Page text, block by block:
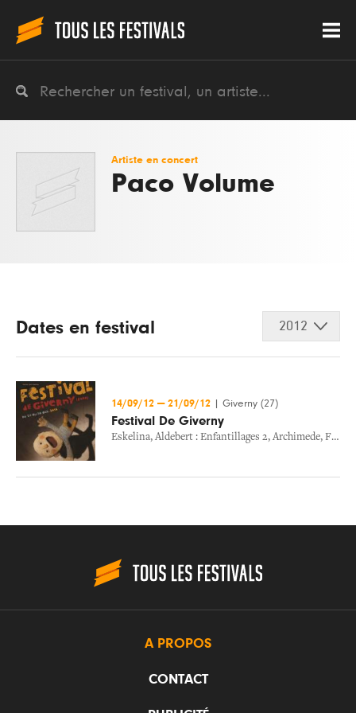
Artiste en concert
Paco Volume
Dates en festival 2012
14/09/12 — 21/09/12 Giverny (27)
Festival De Giverny
Eskelina, Aldebert : Enfantillages 2, Archimede, Fm Laeti
A PROPOS
CONTACT